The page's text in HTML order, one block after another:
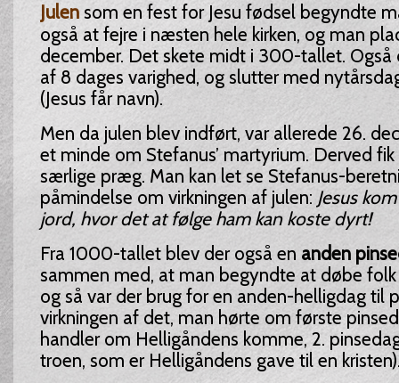
Julensom en fest for Jesu fødsel begyndte
også at fejre i næsten hele kirken, og man
december. Det skete midt i 300-tallet. Også
af 8 dages varighed, og slutter med
(Jesus får navn).
Men da julen blev indført, var allerede 26.
et minde om Stefanus’ martyrium. Derved
særlige præg. Man kan let se Stefanus-
påmindelse om virkningen af julen: Jesus
jord, hvor det at følge ham kan koste dyrt!
Fra 1000-tallet blev der også en anden
sammen med, at man begyndte at døbe
og så var der brug for en anden-helligdag til
virkningen af det, man hørte om første
handler om Helligåndens komme, 2.
troen, som er Helligåndens gave til en